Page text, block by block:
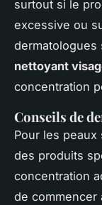
surtout si le
excessive ou
dermatologues
nettoyant
concentration
Conseils de
Pour les
des produits
concentration
de commencer